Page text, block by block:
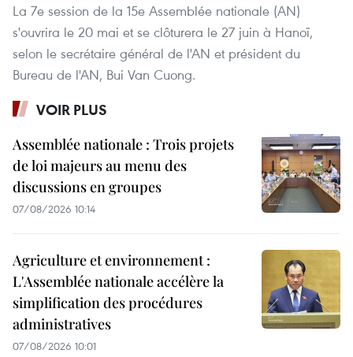
La 7e session de la 15e Assemblée nationale (AN)
s'ouvrira le 20 mai et se clôturera le 27 juin à Hanoï,
selon le secrétaire général de l'AN et président du
Bureau de l'AN, Bui Van Cuong.
VOIR PLUS
Assemblée nationale : Trois projets
de loi majeurs au menu des
discussions en groupes
07/08/2026 10:14
Agriculture et environnement :
L'Assemblée nationale accélère la
simplification des procédures
administratives
07/08/2026 10:01